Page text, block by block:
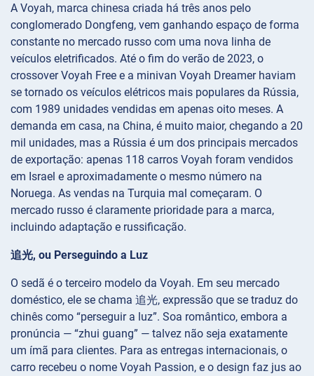
A Voyah, marca chinesa criada há três anos pelo
conglomerado Dongfeng, vem ganhando espaço de forma
constante no mercado russo com uma nova linha de
veículos eletrificados. Até o fim do verão de 2023, o
crossover Voyah Free e a minivan Voyah Dreamer haviam
se tornado os veículos elétricos mais populares da Rússia,
com 1989 unidades vendidas em apenas oito meses. A
demanda em casa, na China, é muito maior, chegando a 20
mil unidades, mas a Rússia é um dos principais mercados
de exportação: apenas 118 carros Voyah foram vendidos
em Israel e aproximadamente o mesmo número na
Noruega. As vendas na Turquia mal começaram. O
mercado russo é claramente prioridade para a marca,
incluindo adaptação e russificação.
追光, ou Perseguindo a Luz
O sedã é o terceiro modelo da Voyah. Em seu mercado
doméstico, ele se chama 追光, expressão que se traduz do
chinês como “perseguir a luz”. Soa romântico, embora a
pronúncia — “zhui guang” — talvez não seja exatamente
um ímã para clientes. Para as entregas internacionais, o
carro recebeu o nome Voyah Passion, e o design faz jus ao